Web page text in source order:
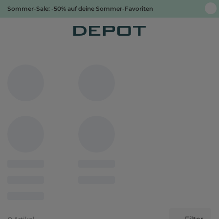
Sommer-Sale: -50% auf deine Sommer-Favoriten